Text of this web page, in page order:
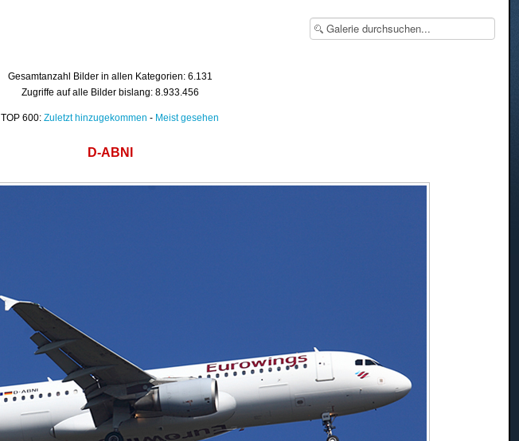
Gesamtanzahl Bilder in allen Kategorien: 6.131
Zugriffe auf alle Bilder bislang: 8.933.456
TOP 600:Zuletzt hinzugekommen - Meist gesehen
D-ABNI